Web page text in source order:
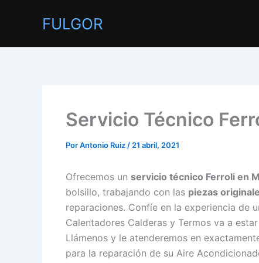
FULGOR
Servicio Técnico
PorAntonio Ruiz / 21 abril, 2021
Ofrecemos un servicio técnico Ferroli en
bolsillo, trabajando con las piezas
reparaciones. Confíe en la experiencia de
Calentadores Calderas y Termos va a
Llámenos y le atenderemos en
para la reparación de su Aire